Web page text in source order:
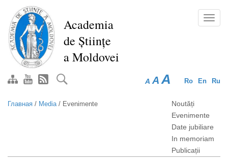
Перейти
основному
содержанию
Academia
de Științe
a Moldovei
Ro En Ru
A A A
Главная / Media/ Evenimente
Noutăți
Evenimente
Date jubiliare
In memoriam
Publicații